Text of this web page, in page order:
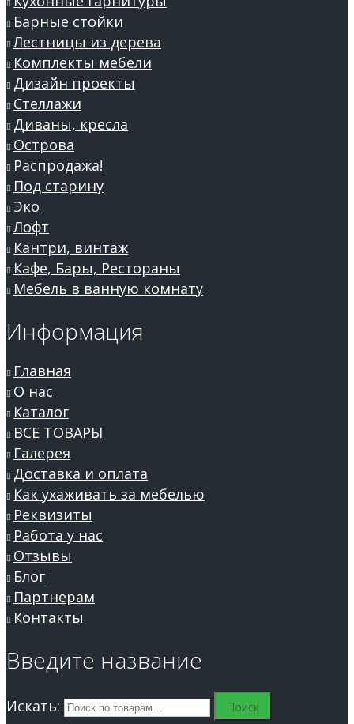
Барные стойки
Лестницы из дерева
Комплекты мебели
Дизайн проекты
Стеллажи
Диваны, кресла
Острова
Распродажа!
Под старину
Эко
Лофт
Кантри, винтаж
Кафе, Бары, Рестораны
Мебель в ванную комнату
Информация
Главная
О нас
Каталог
ВСЕ ТОВАРЫ
Галерея
Доставка и оплата
Как ухаживать за мебелью
Реквизиты
Работа у нас
Отзывы
Блог
Партнерам
Контакты
Введите название
Искать: Поиск